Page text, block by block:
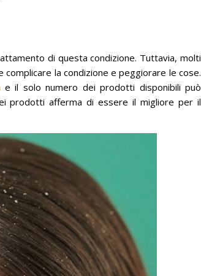
di questa condizione. Tuttavia, molti
complicare la condizione e peggiorare le cose.
e il solo numero dei prodotti disponibili può
prodotti afferma di essere il migliore per il